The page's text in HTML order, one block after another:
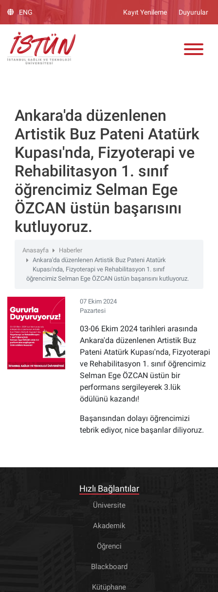
dikkat:
web
sitesinde,
erişilebilirliği
BiClick"
sistemi
bulunur.
ENG Kayıt Yenileme Duyurular
Ankara'da düzenlenen
Artistik Buz Pateni Atatürk
Kupası'nda, Fizyoterapi ve
Rehabilitasyon 1. sınıf
öğrencimiz Selman Ege
ÖZCAN üstün başarısını
kutluyoruz.
Anasayfa
Haberler
Ankara'da düzenlenen Artistik Buz Pateni Atatürk
Kupası'nda, Fizyoterapi ve Rehabilitasyon 1. sınıf
öğrencimiz Selman Ege ÖZCAN üstün başarısını kutluyoruz.
07 Ekim 2024
Pazartesi
03-06 Ekim 2024 tarihleri arasında
Ankara'da düzenlenen Artistik Buz
Pateni Atatürk Kupası'nda, Fizyoterapi
ve Rehabilitasyon 1. sınıf öğrencimiz
Selman Ege ÖZCAN üstün bir
performans sergileyerek 3.lük
ödülünü kazandı!
Başarısından dolayı öğrencimizi
tebrik ediyor, nice başarılar diliyoruz.
Hızlı Bağlantılar
Üniversite
Akademik
Öğrenci
Blackboard
Kütüphane